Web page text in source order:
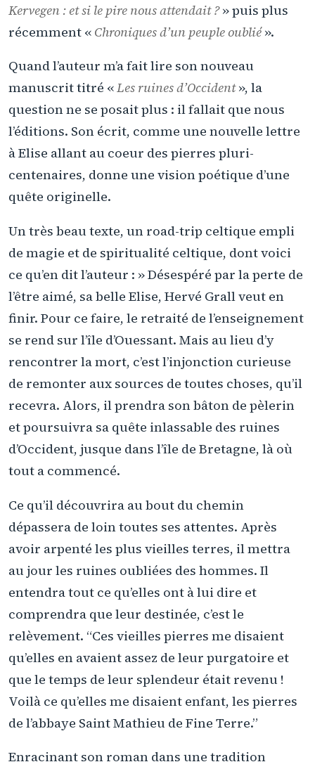
Kervegen : et si le pire nous attendait ?» puis plus
récemment « Chroniques d’un peuple oublié».
Quand l’auteur m’a fait lire son nouveau
manuscrit titré «Les ruines d’Occident», la
question ne se posait plus : il fallait que nous
l’éditions. Son écrit, comme une nouvelle lettre
à Elise allant au coeur des pierres pluri-
centenaires, donne une vision poétique d’une
quête originelle.
Un très beau texte, un road-trip celtique empli
de magie et de spiritualité celtique, dont voici
ce qu’en dit l’auteur : » Désespéré par la perte de
l’être aimé, sa belle Elise, Hervé Grall veut en
finir. Pour ce faire, le retraité de l’enseignement
se rend sur l’île d’Ouessant. Mais au lieu d’y
rencontrer la mort, c’est l’injonction curieuse
de remonter aux sources de toutes choses, qu’il
recevra. Alors, il prendra son bâton de pèlerin
et poursuivra sa quête inlassable des ruines
d’Occident, jusque dans l’île de Bretagne, là où
tout a commencé.
Ce qu’il découvrira au bout du chemin
dépassera de loin toutes ses attentes. Après
avoir arpenté les plus vieilles terres, il mettra
au jour les ruines oubliées des hommes. Il
entendra tout ce qu’elles ont à lui dire et
comprendra que leur destinée, c’est le
relèvement. “Ces vieilles pierres me disaient
qu’elles en avaient assez de leur purgatoire et
que le temps de leur splendeur était revenu !
Voilà ce qu’elles me disaient enfant, les pierres
de l’abbaye Saint Mathieu de Fine Terre.”
Enracinant son roman dans une tradition